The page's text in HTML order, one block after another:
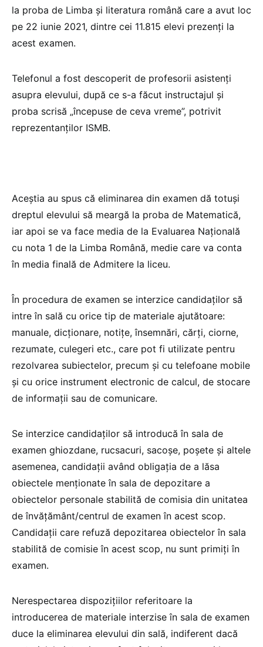
la proba de Limba și literatura română care a avut loc
pe 22 iunie 2021, dintre cei 11.815 elevi prezenți la
acest examen.
Telefonul a fost descoperit de profesorii asistenți
asupra elevului, după ce s-a făcut instructajul și
proba scrisă „începuse de ceva vreme”, potrivit
reprezentanților ISMB.
Aceștia au spus că eliminarea din examen dă totuși
dreptul elevului să meargă la proba de Matematică,
iar apoi se va face media de la Evaluarea Națională
cu nota 1 de la Limba Română, medie care va conta
în media finală de Admitere la liceu.
În procedura de examen se interzice candidaților să
intre în sală cu orice tip de materiale ajutătoare:
manuale, dicționare, notițe, însemnări, cărți, ciorne,
rezumate, culegeri etc., care pot fi utilizate pentru
rezolvarea subiectelor, precum și cu telefoane mobile
și cu orice instrument electronic de calcul, de stocare
de informații sau de comunicare.
Se interzice candidaților să introducă în sala de
examen ghiozdane, rucsacuri, sacoșe, poșete și altele
asemenea, candidații având obligația de a lăsa
obiectele menționate în sala de depozitare a
obiectelor personale stabilită de comisia din unitatea
de învățământ/centrul de examen în acest scop.
Candidații care refuză depozitarea obiectelor în sala
stabilită de comisie în acest scop, nu sunt primiți în
examen.
Nerespectarea dispozițiilor referitoare la
introducerea de materiale interzise în sala de examen
duce la eliminarea elevului din sală, indiferent dacă